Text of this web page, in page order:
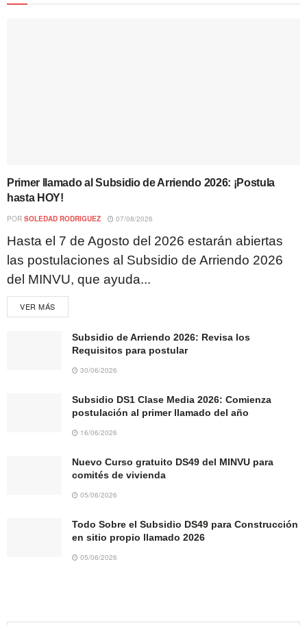
Primer llamado al Subsidio de Arriendo 2026: ¡Postula
hasta HOY!
POR SOLEDAD RODRIGUEZ 07/08/2026
Hasta el 7 de Agosto del 2026 estarán abiertas
las postulaciones al Subsidio de Arriendo 2026
del MINVU, que ayuda...
VER MÁS
Subsidio de Arriendo 2026: Revisa los
Requisitos para postular
30/06/2026
Subsidio DS1 Clase Media 2026: Comienza
postulación al primer llamado del año
16/06/2026
Nuevo Curso gratuito DS49 del MINVU para
comités de vivienda
05/06/2026
Todo Sobre el Subsidio DS49 para Construcción
en sitio propio llamado 2026
05/06/2026